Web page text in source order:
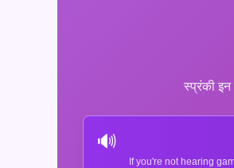
स्प्रंकी इन
🔊
If you're not hearing